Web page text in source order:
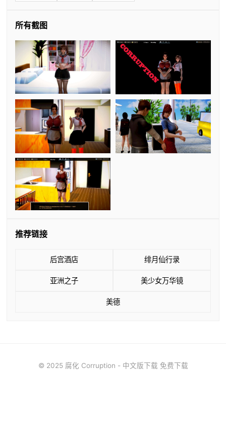
所有截图
推荐链接
后宫酒店 绯月仙行录
亚洲之子 美少女万华镜
美德
© 2025 腐化 Corruption - 中文版下载 免费下载